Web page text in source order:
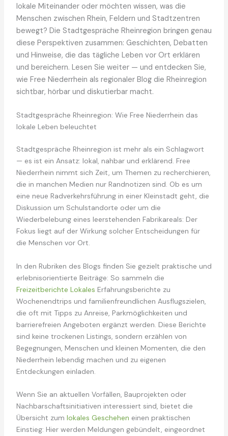
lokale Miteinander oder möchten wissen, was die
Menschen zwischen Rhein, Feldern und Stadtzentren
bewegt? Die Stadtgespräche Rheinregion bringen genau
diese Perspektiven zusammen: Geschichten, Debatten
und Hinweise, die das tägliche Leben vor Ort erklären
und bereichern. Lesen Sie weiter — und entdecken Sie,
wie Free Niederrhein als regionaler Blog die Rheinregion
sichtbar, hörbar und diskutierbar macht.
Stadtgespräche Rheinregion: Wie Free Niederrhein das
lokale Leben beleuchtet
Stadtgespräche Rheinregion ist mehr als ein Schlagwort
— es ist ein Ansatz: lokal, nahbar und erklärend. Free
Niederrhein nimmt sich Zeit, um Themen zu recherchieren,
die in manchen Medien nur Randnotizen sind. Ob es um
eine neue Radverkehrsführung in einer Kleinstadt geht, die
Diskussion um Schulstandorte oder um die
Wiederbelebung eines leerstehenden Fabrikareals: Der
Fokus liegt auf der Wirkung solcher Entscheidungen für
die Menschen vor Ort.
In den Rubriken des Blogs finden Sie gezielt praktische und
erlebnisorientierte Beiträge: So sammeln die
Freizeitberichte Lokales Erfahrungsberichte zu
Wochenendtrips und familienfreundlichen Ausflugszielen,
die oft mit Tipps zu Anreise, Parkmöglichkeiten und
barrierefreien Angeboten ergänzt werden. Diese Berichte
sind keine trockenen Listings, sondern erzählen von
Begegnungen, Menschen und kleinen Momenten, die den
Niederrhein lebendig machen und zu eigenen
Entdeckungen einladen.
Wenn Sie an aktuellen Vorfällen, Bauprojekten oder
Nachbarschaftsinitiativen interessiert sind, bietet die
Übersicht zum lokales Geschehen einen praktischen
Einstieg: Hier werden Meldungen gebündelt, eingeordnet